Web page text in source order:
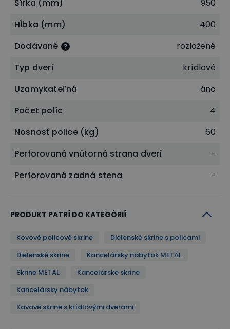
Šírka (mm)
950
Hĺbka (mm)
400
Dodávané
rozložené
Typ dverí
krídlové
Uzamykateľná
áno
Počet políc
4
Nosnosť police (kg)
60
Perforovaná vnútorná strana dverí
-
Perforovaná zadná stena
-
PRODUKT PATRÍ DO KATEGÓRIÍ
Kovové policové skrine
Dielenské skrine s policami
Dielenské skrine
Kancelársky nábytok METAL
Skrine METAL
Kancelárske skrine
Kancelársky nábytok
Kovové skrine s krídlovými dverami